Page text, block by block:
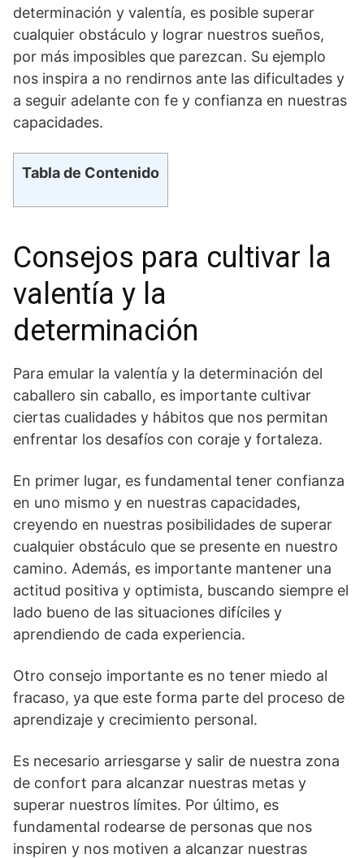
determinación y valentía, es posible superar ​
cualquier obstáculo y lograr nuestros sueños,
por más imposibles que parezcan. Su ejemplo
nos inspira a no rendirnos ​ante las‍ dificultades y
‍a seguir adelante con ⁤fe⁢ y​ confianza ⁣en nuestras
capacidades.
Tabla de Contenido
Consejos para cultivar ‍la
valentía y la
determinación
Para emular la ⁣valentía y la determinación del
caballero sin caballo, es importante cultivar
ciertas‍ cualidades y ‍hábitos que nos permitan
enfrentar los desafíos⁣ con coraje y fortaleza.
En primer lugar, es fundamental tener⁤ confianza
en uno mismo y en nuestras capacidades,
creyendo en nuestras posibilidades de superar
cualquier obstáculo que se ⁤presente‍ en nuestro
camino. Además, es importante mantener una
actitud positiva y optimista, ‍buscando siempre el
lado ‌bueno ⁤de las situaciones difíciles y
aprendiendo de cada experiencia.
Otro consejo importante⁤ es no tener miedo al
fracaso, ya que este forma parte del proceso de
aprendizaje y crecimiento personal.
Es necesario arriesgarse ⁢y salir de nuestra zona
de‌ confort para alcanzar ⁣nuestras⁢ metas y
superar nuestros‍ límites. Por‍ último, es⁤
fundamental ⁤rodearse de personas que nos
inspiren y nos motiven a alcanzar nuestras